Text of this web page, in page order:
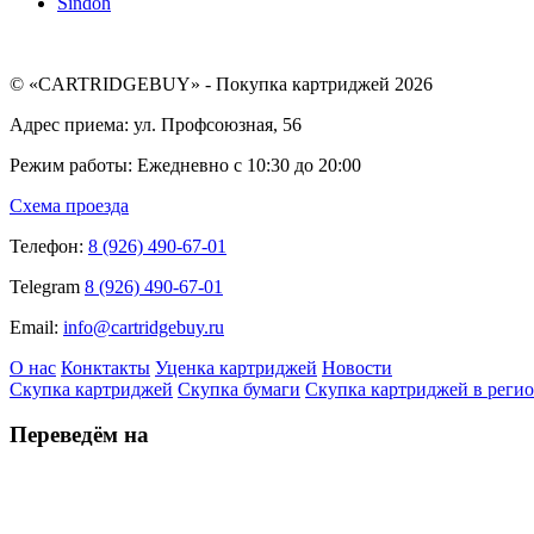
© «CARTRIDGEBUY» - Покупка картриджей 2026
Адрес приема: ул. Профсоюзная, 56
Режим работы: Ежедневно с 10:30 до 20:00
Схема проезда
Телефон: 8 (926) 490-67-01
Telegram 8 (926) 490-67-01
Email: info@cartridgebuy.ru
О нас Конктакты Уценка картриджей Новости
Скупка картриджей Скупка бумаги Скупка картриджей в
Переведём на